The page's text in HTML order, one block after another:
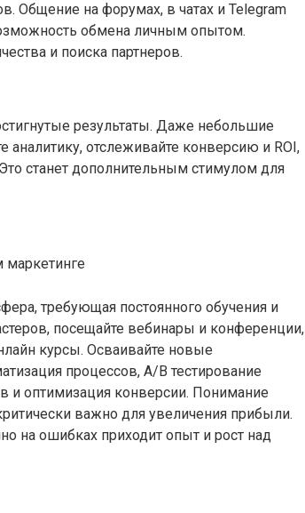
Общение на форумах, в чатах и Telegram
обмена личным опытом.
и поиска партнеров.
результаты. Даже небольшие
аналитику, отслеживайте конверсию и ROI,
станет дополнительным стимулом для
требующая постоянного обучения и
посещайте вебинары и конференции,
курсы. Осваивайте новые
процессов, A/B тестирование
и оптимизация конверсии. Понимание
важно для увеличения прибыли.
на ошибках приходит опыт и рост над